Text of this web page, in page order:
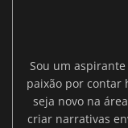
Sou um
paixão por contar
seja novo na
criar narrativas